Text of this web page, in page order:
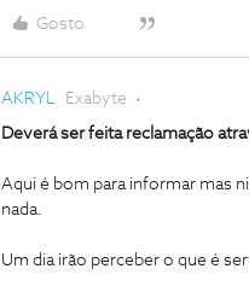
Gosto
AKRYL Exabyte
Deverá ser feita reclamação
Aqui é bom para informar mas
nada.
Um dia irão perceber o que é